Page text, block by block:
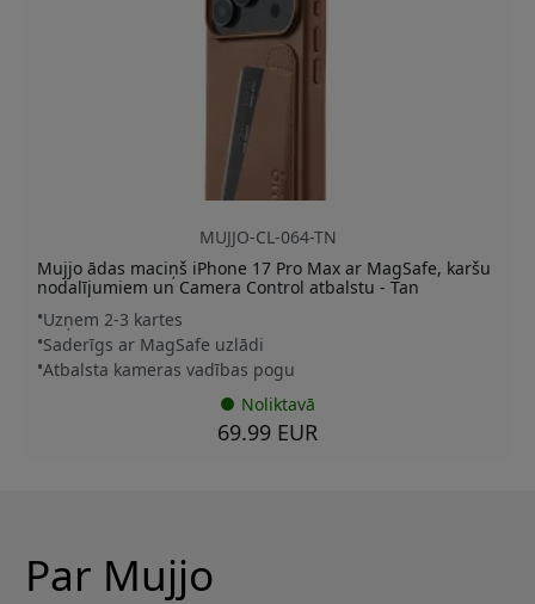
MUJJO-CL-064-TN
Mujjo ādas maciņš iPhone 17 Pro Max ar MagSafe, karšu
nodalījumiem un Camera Control atbalstu - Tan
Uzņem 2-3 kartes
Saderīgs ar MagSafe uzlādi
Atbalsta kameras vadības pogu
Noliktavā
69.99 EUR
Par Mujjo